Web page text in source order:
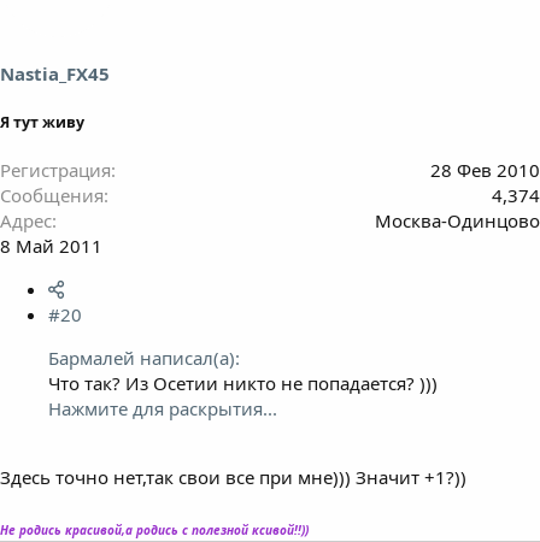
Nastia_FX45
Я тут живу
Регистрация
28 Фев 2010
Сообщения
4,374
Адрес
Москва-Одинцово
8 Май 2011
#20
Бармалей написал(а):
Что так? Из Осетии никто не попадается? )))
Нажмите для раскрытия...
Здесь точно нет,так свои все при мне))) Значит +1?))
Не родись красивой,а родись с полезной ксивой!!))